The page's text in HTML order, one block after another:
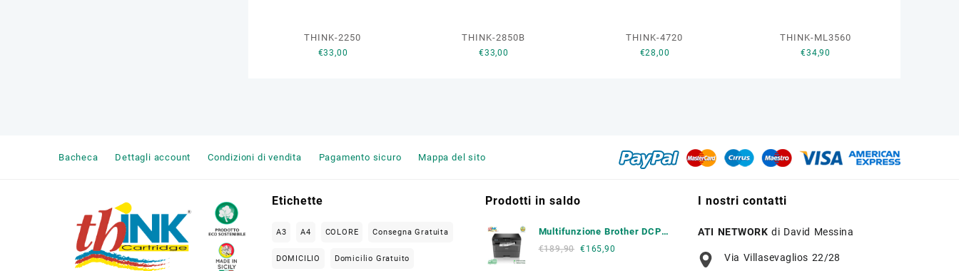
THINK-2250
€33,00
THINK-2850B
€33,00
THINK-4720
€28,00
THINK-ML3560
€34,90
Bacheca Dettagli account Condizioni di vendita Pagamento sicuro Mappa del sito
Etichette
A3 A4 COLORE Consegna Gratuita
DOMICILIO Domicilio Gratuito
Prodotti in saldo
Multifunzione Brother DCP
L2620 DW
€189,90 €165,90
I nostri contatti
ATI NETWORK di David Messina
Via Villasevaglios 22/28